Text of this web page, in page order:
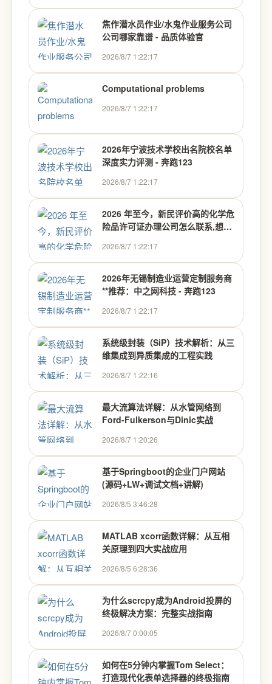
焦作潜水员作业/水鬼作业服务公司
公司哪家靠谱 - 品质体验官
2026/8/7 1:22:17
Computational problems
2026/8/7 1:22:17
2026年宁波技术学校出名院校名单
深度实力评测 - 奔跑123
2026/8/7 1:22:17
2026 年至今，新民评价高的化学危
险品许可证办理公司怎么联系,想省
关键细节就在这儿！ - 行业推荐
【认证官】
2026/8/7 1:22:17
2026年无锡制造业运营定制服务商
**推荐：中之网科技 - 奔跑123
2026/8/7 1:22:17
系统级封装（SiP）技术解析：从三
维集成到异质集成的工程实践
2026/8/7 1:22:16
最大流算法详解：从水管网络到
Ford-Fulkerson与Dinic实战
2026/8/7 1:20:26
基于Springboot的企业门户网站
(源码+LW+调试文档+讲解)
2026/8/5 3:46:28
MATLAB xcorr函数详解：从互相
关原理到四大实战应用
2026/8/5 6:28:36
为什么scrcpy成为Android投屏的
终极解决方案：完整实战指南
2026/8/7 0:00:05
如何在5分钟内掌握Tom Select：
打造现代化表单选择器的终极指南